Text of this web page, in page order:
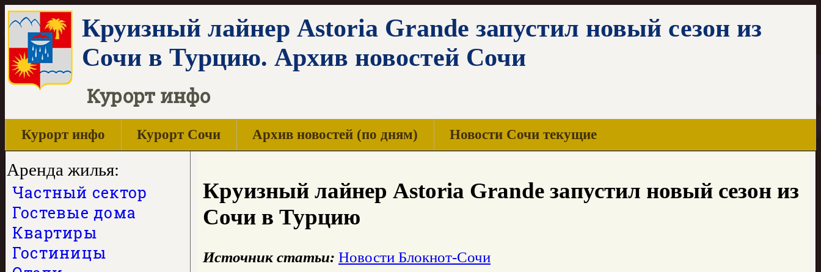
Круизный лайнер Astoria Grande запустил новый сезон из
Сочи в Турцию. Архив новостей Сочи
Курорт инфо
Курорт инфо Курорт Сочи Архив новостей (по дням) Новости Сочи текущие
Аренда жилья:
Частный сектор
Гостевые дома
Квартиры
Гостиницы
Круизный лайнер Astoria Grande запустил новый сезон из
Сочи в Турцию
Источник статьи: Новости Блокнот-Сочи